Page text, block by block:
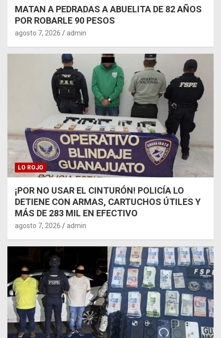
MATAN A PEDRADAS A ABUELITA DE 82 AÑOS
POR ROBARLE 90 PESOS
agosto 7, 2026 admin
LO ROJO
¡POR NO USAR EL CINTURÓN! POLICÍA LO
DETIENE CON ARMAS, CARTUCHOS ÚTILES Y
MÁS DE 283 MIL EN EFECTIVO
agosto 7, 2026 admin